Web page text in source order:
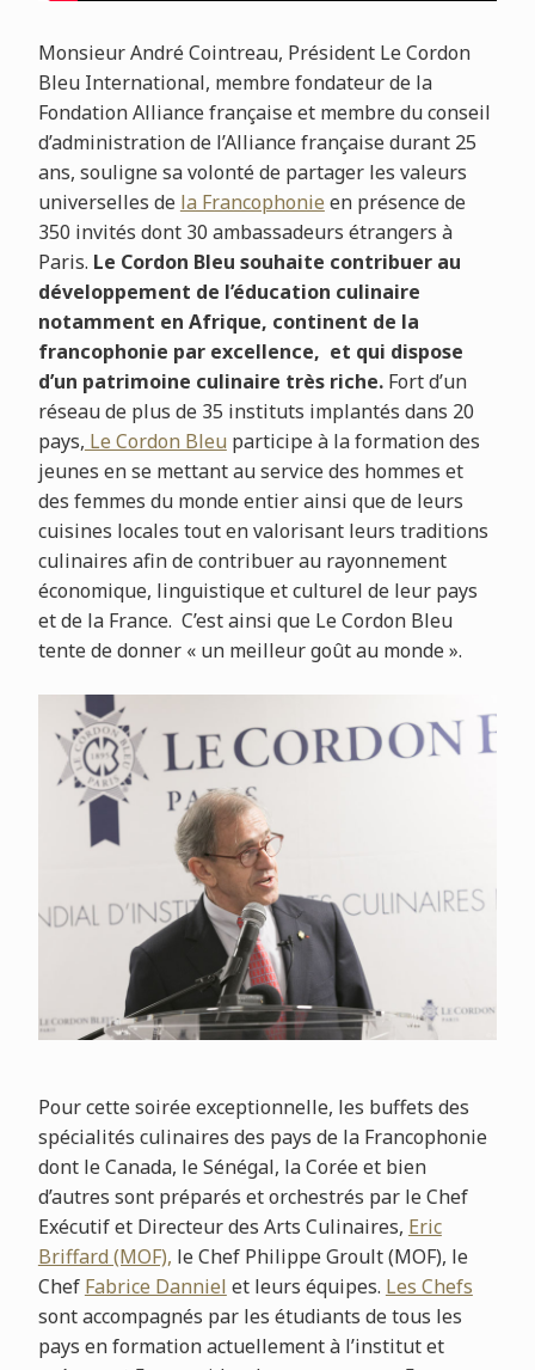
Monsieur André Cointreau, Président Le Cordon
Bleu International, membre fondateur de la
Fondation Alliance française et membre du conseil
d’administration de l’Alliance française durant 25
ans, souligne sa volonté de partager les valeurs
universelles de la Francophonie en présence de
350 invités dont 30 ambassadeurs étrangers à
Paris. Le Cordon Bleu souhaite contribuer au
développement de l’éducation culinaire
notamment en Afrique, continent de la
francophonie par excellence, et qui dispose
d’un patrimoine culinaire très riche.Fort d’un
réseau de plus de 35 instituts implantés dans 20
pays, Le Cordon Bleu participe à la formation des
jeunes en se mettant au service des hommes et
des femmes du monde entier ainsi que de leurs
cuisines locales tout en valorisant leurs traditions
culinaires afin de contribuer au rayonnement
économique, linguistique et culturel de leur pays
et de la France. C’est ainsi que Le Cordon Bleu
tente de donner « un meilleur goût au monde ».
Pour cette soirée exceptionnelle, les buffets des
spécialités culinaires des pays de la Francophonie
dont le Canada, le Sénégal, la Corée et bien
d’autres sont préparés et orchestrés par le Chef
Exécutif et Directeur des Arts Culinaires, Eric
Briffard (MOF), le Chef Philippe Groult (MOF), le
Chef Fabrice Danniel et leurs équipes. Les Chefs
sont accompagnés par les étudiants de tous les
pays en formation actuellement à l’institut et